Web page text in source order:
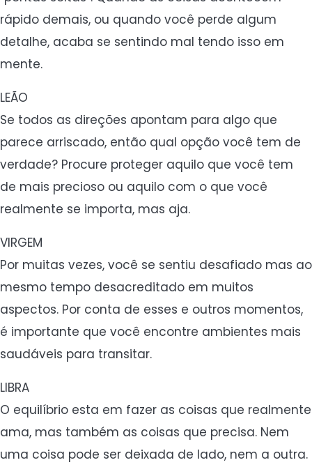
rápido demais, ou quando você perde algum
detalhe, acaba se sentindo mal tendo isso em
mente.
LEÃO
Se todos as direções apontam para algo que
parece arriscado, então qual opção você tem de
verdade? Procure proteger aquilo que você tem
de mais precioso ou aquilo com o que você
realmente se importa, mas aja.
VIRGEM
Por muitas vezes, você se sentiu desafiado mas ao
mesmo tempo desacreditado em muitos
aspectos. Por conta de esses e outros momentos,
é importante que você encontre ambientes mais
saudáveis para transitar.
LIBRA
O equilíbrio esta em fazer as coisas que realmente
ama, mas também as coisas que precisa. Nem
uma coisa pode ser deixada de lado, nem a outra.